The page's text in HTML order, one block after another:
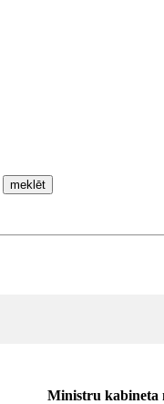
meklēt
Ministru kabineta